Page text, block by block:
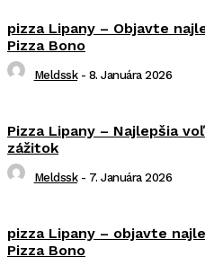
pizza Lipany – Objavte
Pizza Bono
Meldssk - 8. Januára 2026
Pizza Lipany – Najlepšia
zážitok
Meldssk - 7. Januára 2026
pizza Lipany – objavte
Pizza Bono